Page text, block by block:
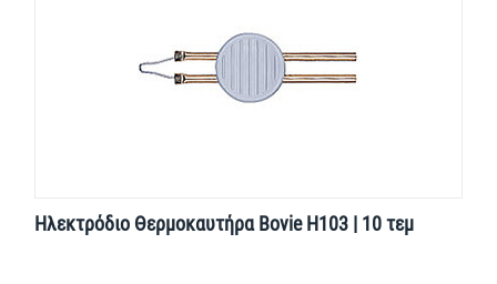
Ηλεκτρόδιο Θερμοκαυτήρα Bovie Η103 | 10 τεμ